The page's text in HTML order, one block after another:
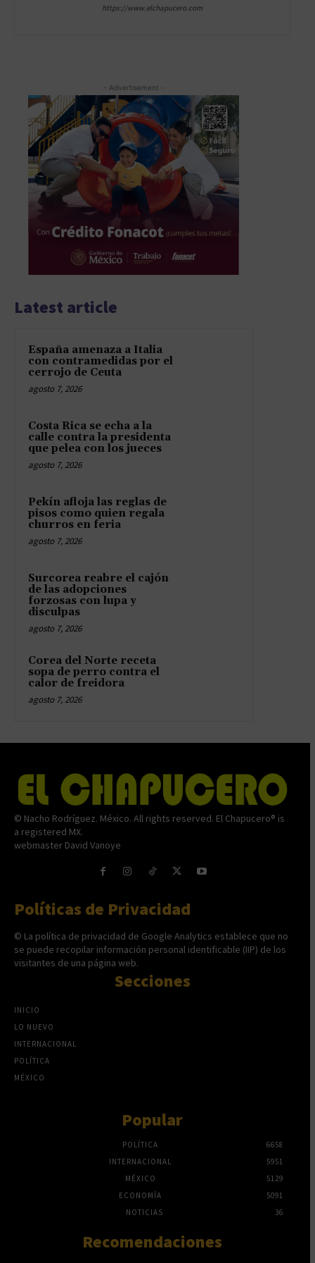
https://www.elchapucero.com
- Advertisement -
Latest article
España amenaza a Italia
con contramedidas por el
cerrojo de Ceuta
agosto 7, 2026
Costa Rica se echa a la
calle contra la presidenta
que pelea con los jueces
agosto 7, 2026
Pekín afloja las reglas de
pisos como quien regala
churros en feria
agosto 7, 2026
Surcorea reabre el cajón
de las adopciones
forzosas con lupa y
disculpas
agosto 7, 2026
Corea del Norte receta
sopa de perro contra el
calor de freidora
agosto 7, 2026
© Nacho Rodríguez. México. All rights reserved. El Chapucero® is
a registered MX.
webmaster David Vanoye
Políticas de Privacidad
© La política de privacidad de Google Analytics establece que no
se puede recopilar información personal identificable (IIP) de los
visitantes de una página web.
Secciones
INICIO
LO NUEVO
INTERNACIONAL
POLÍTICA
MÉXICO
Popular
POLÍTICA
6658
INTERNACIONAL
5951
MÉXICO
5129
ECONOMÍA
5091
NOTICIAS
36
Recomendaciones